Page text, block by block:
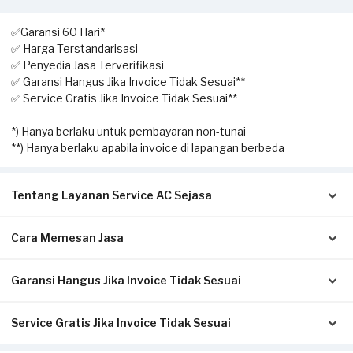
✅Garansi 60 Hari*
✅ Harga Terstandarisasi
✅ Penyedia Jasa Terverifikasi
✅ Garansi Hangus Jika Invoice Tidak Sesuai**
✅ Service Gratis Jika Invoice Tidak Sesuai**
*) Hanya berlaku untuk pembayaran non-tunai
**) Hanya berlaku apabila invoice di lapangan berbeda
Tentang Layanan Service AC Sejasa
Solusi terbaik untuk Anda yang membutuhkan jasa
service ini, Anda dapat memesan kapan saja sesuai dengan
Cara Memesan Jasa
Isi form sesuai detail kebutuhan Anda.
Klik Pesan Sekarang untuk memproses pesanan.
Garansi Hangus Jika Invoice Tidak Sesuai
Pastikan kwitansi/invoice yang diterbitkan dari Sejasa sesuai
Service Gratis Jika Invoice Tidak Sesuai